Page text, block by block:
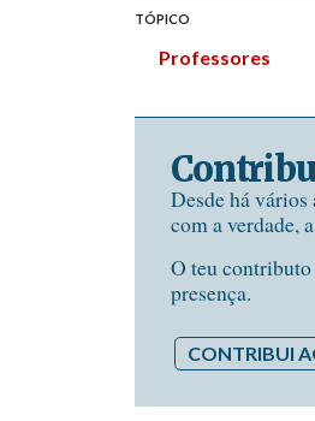
TÓPICO
Professores
Desde há
com a verdade,
O teu contributo
presença.
CONTRIBUI